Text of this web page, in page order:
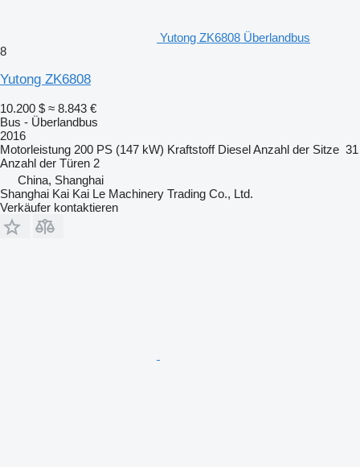
Yutong ZK6808 Überlandbus
8
Yutong ZK6808
10.200 $ ≈ 8.843 €
Bus - Überlandbus
2016
Motorleistung 200 PS (147 kW) Kraftstoff DieselAnzahl der Sitze 31
Anzahl der Türen 2
China, Shanghai
Shanghai Kai Kai Le Machinery Trading Co., Ltd.
Verkäufer kontaktieren